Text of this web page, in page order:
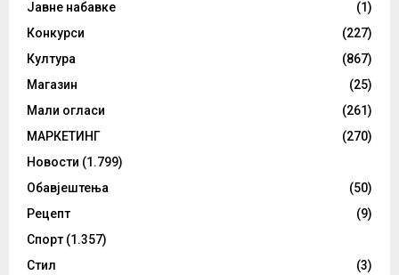
Јавне набавке
(1)
Конкурси
(227)
Култура
(867)
Магазин
(25)
Мали огласи
(261)
МАРКЕТИНГ
(270)
Новости (1.799)
Обавјештења
(50)
Рецепт
(9)
Спорт (1.357)
Стил
(3)